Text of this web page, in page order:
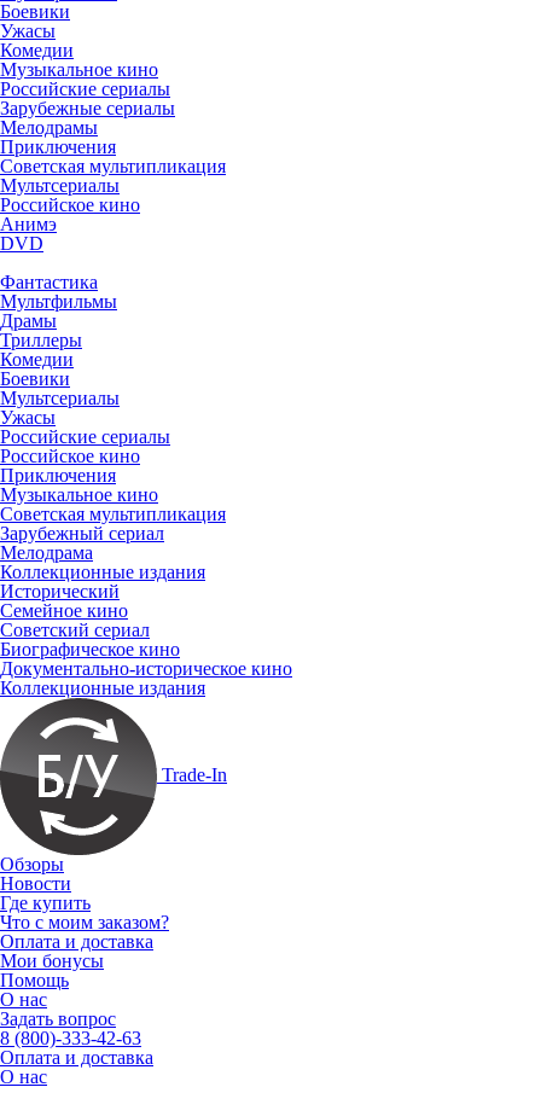
Боевики
Ужасы
Комедии
Музыкальное кино
Российские сериалы
Зарубежные сериалы
Мелодрамы
Приключения
Советская мультипликация
Мультсериалы
Российское кино
Анимэ
DVD
Фантастика
Мультфильмы
Драмы
Триллеры
Комедии
Боевики
Мультсериалы
Ужасы
Российские сериалы
Российское кино
Приключения
Музыкальное кино
Советская мультипликация
Зарубежный сериал
Мелодрама
Коллекционные издания
Исторический
Семейное кино
Советский сериал
Биографическое кино
Документально-историческое кино
Коллекционные издания
Trade-In
Обзоры
Новости
Где купить
Что с моим заказом?
Оплата и доставка
Мои бонусы
Помощь
О нас
Задать вопрос
8 (800)-333-42-63
Оплата и доставка
О нас